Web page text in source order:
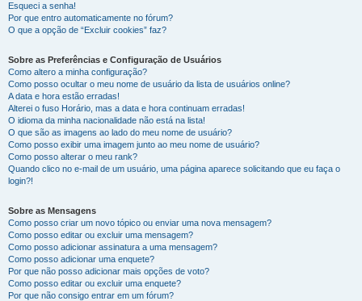
Esqueci a senha!
Por que entro automaticamente no fórum?
O que a opção de “Excluir cookies” faz?
Sobre as Preferências e Configuração de Usuários
Como altero a minha configuração?
Como posso ocultar o meu nome de usuário da lista de usuários online?
A data e hora estão erradas!
Alterei o fuso Horário, mas a data e hora continuam erradas!
O idioma da minha nacionalidade não está na lista!
O que são as imagens ao lado do meu nome de usuário?
Como posso exibir uma imagem junto ao meu nome de usuário?
Como posso alterar o meu rank?
Quando clico no e-mail de um usuário, uma página aparece solicitando que eu faça o
login?!
Sobre as Mensagens
Como posso criar um novo tópico ou enviar uma nova mensagem?
Como posso editar ou excluir uma mensagem?
Como posso adicionar assinatura a uma mensagem?
Como posso adicionar uma enquete?
Por que não posso adicionar mais opções de voto?
Como posso editar ou excluir uma enquete?
Por que não consigo entrar em um fórum?